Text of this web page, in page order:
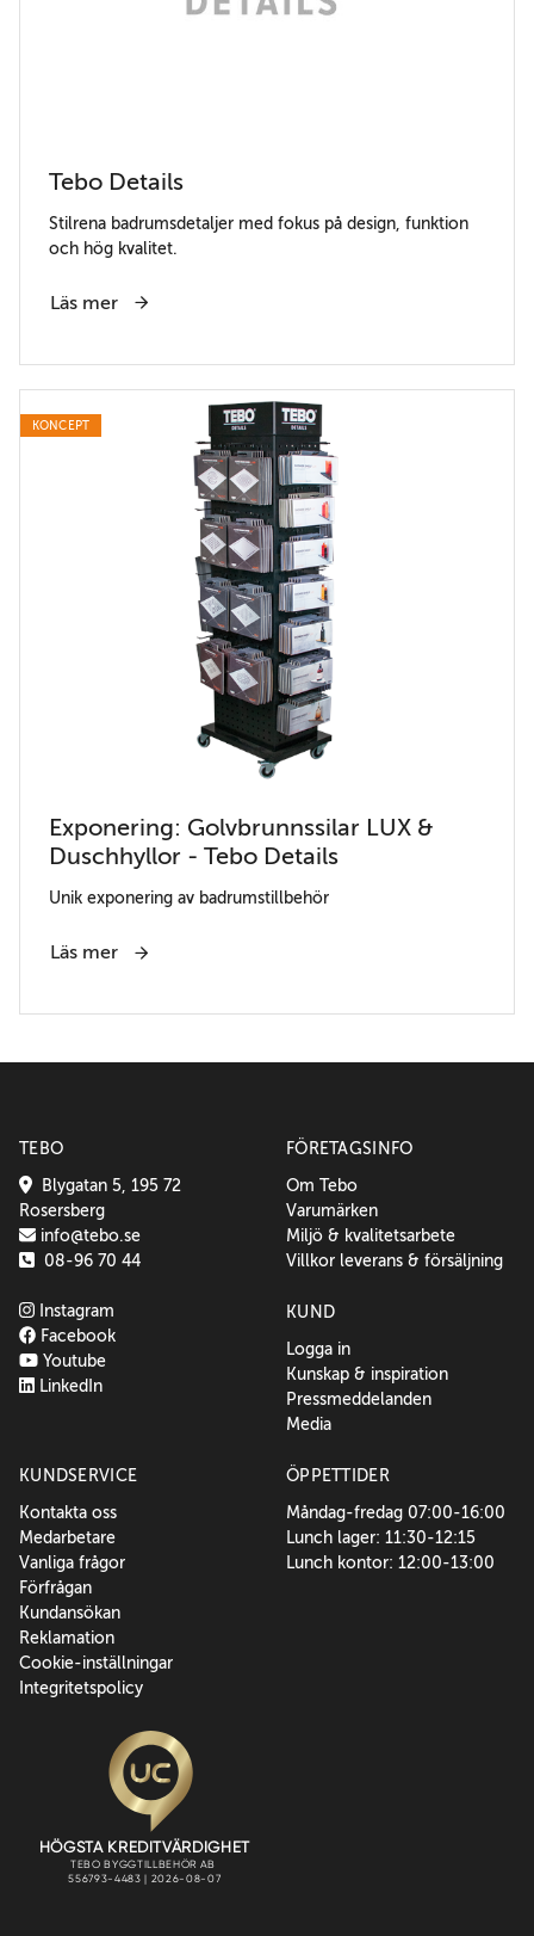
Tebo Details
Stilrena badrumsdetaljer med fokus på design, funktion
och hög kvalitet.
Läs mer
KONCEPT
Exponering: Golvbrunnssilar LUX &
Duschhyllor - Tebo Details
Unik exponering av badrumstillbehör
Läs mer
TEBO
Blygatan 5, 195 72
Rosersberg
info@tebo.se
08-96 70 44
Instagram
Facebook
Youtube
LinkedIn
FÖRETAGSINFO
Om Tebo
Varumärken
Miljö & kvalitetsarbete
Villkor leverans & försäljning
KUND
Logga in
Kunskap & inspiration
Pressmeddelanden
Media
KUNDSERVICE
Kontakta oss
Medarbetare
Vanliga frågor
Förfrågan
Kundansökan
Reklamation
Cookie-inställningar
Integritetspolicy
ÖPPETTIDER
Måndag-fredag 07:00-16:00
Lunch lager: 11:30-12:15
Lunch kontor: 12:00-13:00